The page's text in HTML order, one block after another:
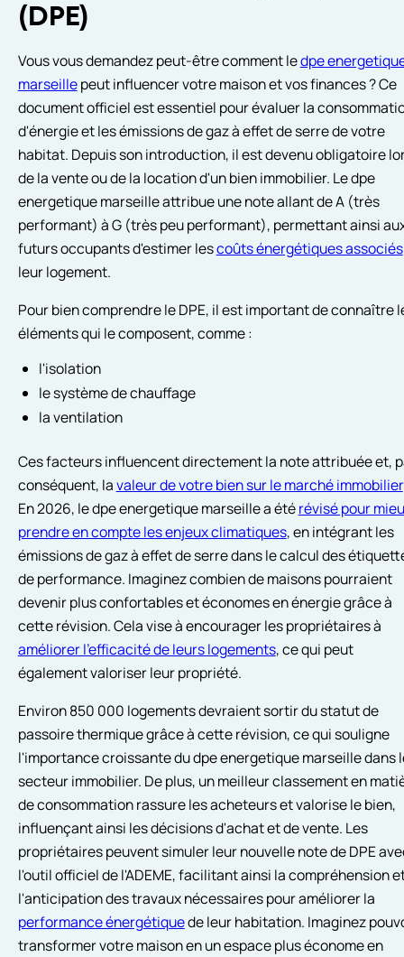
(DPE)
Vous vous demandez peut-être comment ledpe
marseillepeut influencer votre maison et vos finances ? Ce
document officiel est essentiel pour évaluer la
d'énergie et les émissions de gaz à effet de serre de votre
habitat. Depuis son introduction, il est devenu obligatoire
de la vente ou de la location d'un bien immobilier. Le dpe
energetique marseille attribue une note allant de A (très
performant) à G (très peu performant), permettant ainsi
futurs occupants d'estimer lescoûts énergétiques associés
leur logement.
Pour bien comprendre le DPE, il est important de connaître
éléments qui le composent, comme :
l'isolation
le système de chauffage
la ventilation
Ces facteurs influencent directement la note attribuée et,
conséquent, lavaleur de votre bien sur le marché immobilier
En 2026, le dpe energetique marseille a étérévisé pour
prendre en compte les enjeux climatiques, en intégrant les
émissions de gaz à effet de serre dans le calcul des
de performance. Imaginez combien de maisons pourraient
devenir plus confortables et économes en énergie grâce à
cette révision. Cela vise à encourager les propriétaires à
améliorer l'efficacité de leurs logements, ce qui peut
également valoriser leur propriété.
Environ 850 000 logements devraient sortir du statut de
passoire thermique grâce à cette révision, ce qui souligne
l'importance croissante du dpe energetique marseille dans
secteur immobilier. De plus, un meilleur classement en
de consommation rassure les acheteurs et valorise le bien,
influençant ainsi les décisions d'achat et de vente. Les
propriétaires peuvent simuler leur nouvelle note de DPE
l'outil officiel de l'ADEME, facilitant ainsi la compréhension
l'anticipation des travaux nécessaires pour améliorer la
performance énergétiquede leur habitation. Imaginez
transformer votre maison en un espace plus économe en